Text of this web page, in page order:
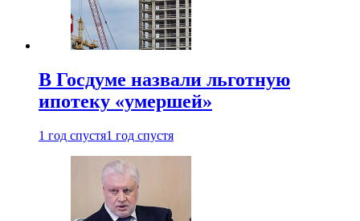
В Госдуме назвали льготную
ипотеку «умершей»
1 год спустя1 год спустя